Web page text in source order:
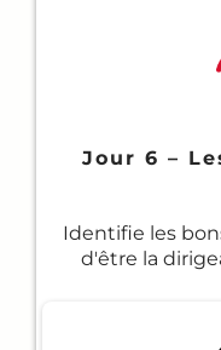
Jour 6 –
Identifie les
d'être la